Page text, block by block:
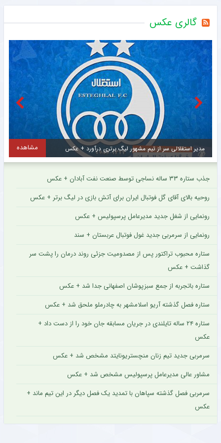
گالری عکس
مهدی طارمی برای ستاره اینتر پیام فرستاد + عکس مشاهده
جذب ستاره ۳۳ ساله نساجی توسط صنعت نفت آبادان + عکس
روحیه بالای آقای گل فوتبال ایران برای آتش بازی در لیگ برتر + عکس
رونمایی از شغل جدید مدیرعامل پرسپولیس + عکس
رونمایی از سرمربی جدید غول فوتبال عربستان + سند
ستاره محبوب تراکتور پس از مصدومیت جزئی روند درمان را پشت سر
گذاشت + عکس
ستاره باتجربه از جمع سبزپوشان اصفهانی جدا شد + عکس
ستاره فصل گذشته آریو اسلامشهر به چادرملو ملحق شد + عکس
ستاره ۲۴ ساله تایلندی در جریان مسابقه جان خود را از دست داد +
عکس
سرمربی جدید تیم زنان منچستریونایتد مشخص شد + عکس
مشاور عالی مدیرعامل پرسپولیس مشخص شد + عکس
سرمربی فصل گذشته سپاهان با تمدید یک فصل دیگر در این تیم ماند +
عکس